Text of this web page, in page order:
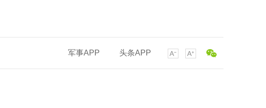
军事APP 头条APP